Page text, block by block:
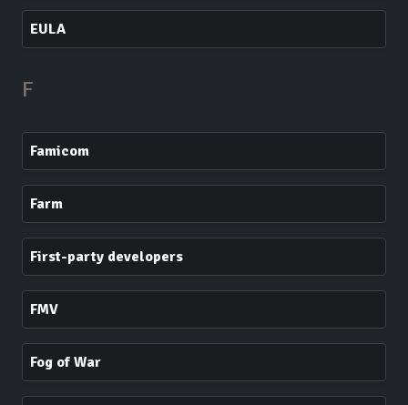
EULA
F
Famicom
Farm
First-party developers
FMV
Fog of War